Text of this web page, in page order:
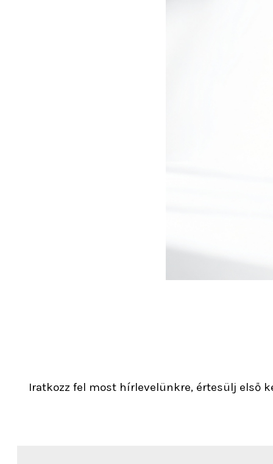
Iratkozz fel most hírlevelünkre, értesülj első